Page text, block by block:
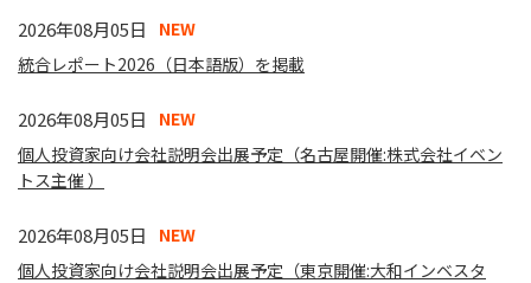
NEW
2026年08月05日
統合レポート2026（日本語版）を掲載
NEW
2026年08月05日
個人投資家向け会社説明会出展予定（名古屋開催:株式会社イベン
トス主催 ）
NEW
2026年08月05日
個人投資家向け会社説明会出展予定（東京開催:大和インベスタ